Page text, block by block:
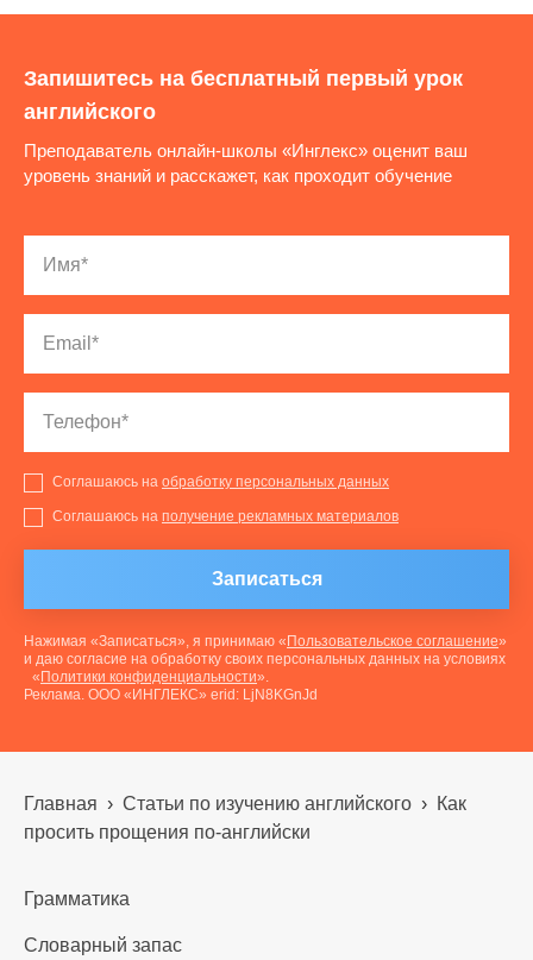
Запишитесь на бесплатный первый урок
английского
Преподаватель онлайн-школы «Инглекс» оценит ваш
уровень знаний и расскажет, как проходит обучение
Соглашаюсь на обработку персональных данных
Соглашаюсь на получение рекламных материалов
Записаться
Нажимая «Записаться», я принимаю « Пользовательское соглашение»
и даю согласие на обработку своих персональных данных на условиях
« Политики конфиденциальности».
Реклама. ООО «ИНГЛЕКС» erid: LjN8KGnJd
Главная › Статьи по изучению английского › Как
просить прощения по-английски
Грамматика
Словарный запас